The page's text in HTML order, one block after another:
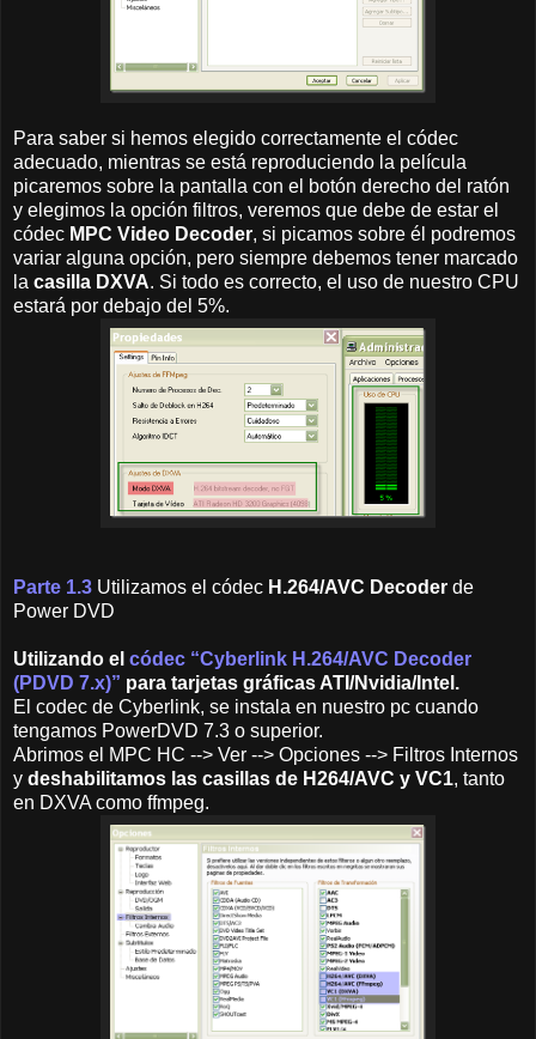
Para saber si hemos elegido correctamente el códec
adecuado, mientras se está reproduciendo la película
picaremos sobre la pantalla con el botón derecho del ratón
y elegimos la opción filtros, veremos que debe de estar el
códec MPC Video Decoder, si picamos sobre él podremos
variar alguna opción, pero siempre debemos tener marcado
la casilla DXVA. Si todo es correcto, el uso de nuestro CPU
estará por debajo del 5%.
Parte 1.3 Utilizamos el códec H.264/AVC Decoder de
Power DVD
Utilizando el códec “Cyberlink H.264/AVC Decoder
(PDVD 7.x)” para tarjetas gráficas ATI/Nvidia/Intel.
El codec de Cyberlink, se instala en nuestro pc cuando
tengamos PowerDVD 7.3 o superior.
Abrimos el MPC HC --> Ver --> Opciones --> Filtros Internos
y deshabilitamos las casillas de H264/AVC y VC1, tanto
en DXVA como ffmpeg.